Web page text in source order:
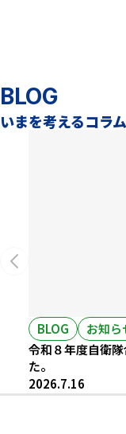
BLOG
いまを考えるコラム
BLOG お知ら
令和８年度自衛
た。
2026.7.16